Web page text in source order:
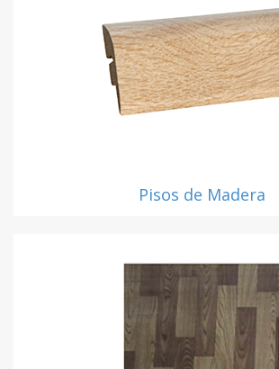
Pisos de Madera